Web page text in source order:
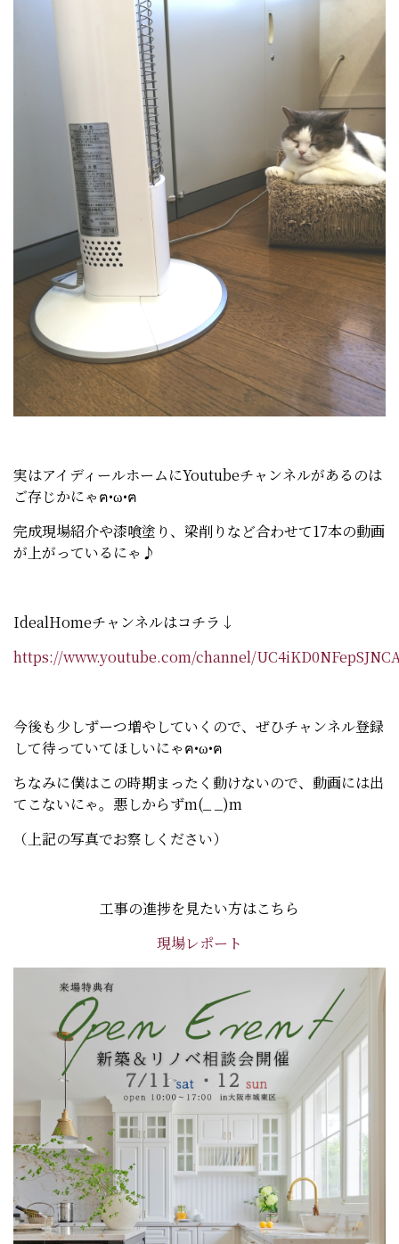
実はアイディールホームにYoutubeチャンネルがあるのは
ご存じかにゃฅ•ω•ฅ
完成現場紹介や漆喰塗り、梁削りなど合わせて17本の動画
が上がっているにゃ♪
IdealHomeチャンネルはコチラ↓
https://www.youtube.com/channel/
今後も少しずーつ増やしていくので、ぜひチャンネル登録
して待っていてほしいにゃฅ•ω•ฅ
ちなみに僕はこの時期まったく動けないので、動画には出
てこないにゃ。悪しからずm(_ _)m
（上記の写真でお察しください）
工事の進捗を見たい方はこちら
現場レポート